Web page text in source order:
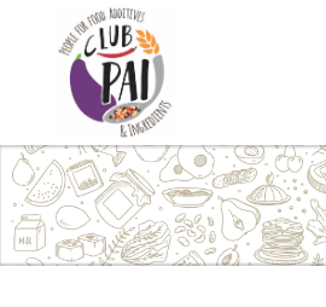
Skip to content